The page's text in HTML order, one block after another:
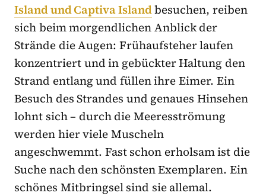
Island und Captiva Islandbesuchen, reiben
sich beim morgendlichen Anblick der
Strände die Augen: Frühaufsteher laufen
konzentriert und in gebückter Haltung den
Strand entlang und füllen ihre Eimer. Ein
Besuch des Strandes und genaues Hinsehen
lohnt sich – durch die Meeresströmung
werden hier viele Muscheln
angeschwemmt. Fast schon erholsam ist die
Suche nach den schönsten Exemplaren. Ein
schönes Mitbringsel sind sie allemal.